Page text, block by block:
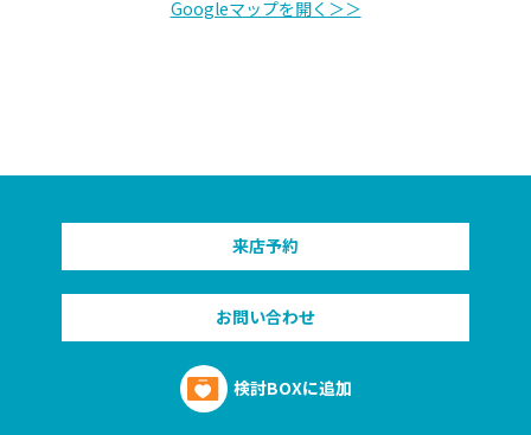
Googleマップを開く＞＞
来店予約
お問い合わせ
検討BOXに追加